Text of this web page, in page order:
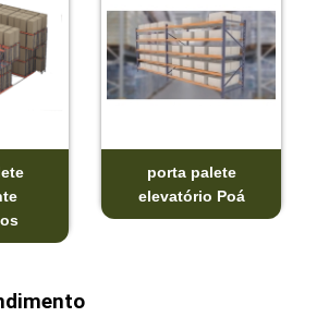
porta palete
elevatório Poá